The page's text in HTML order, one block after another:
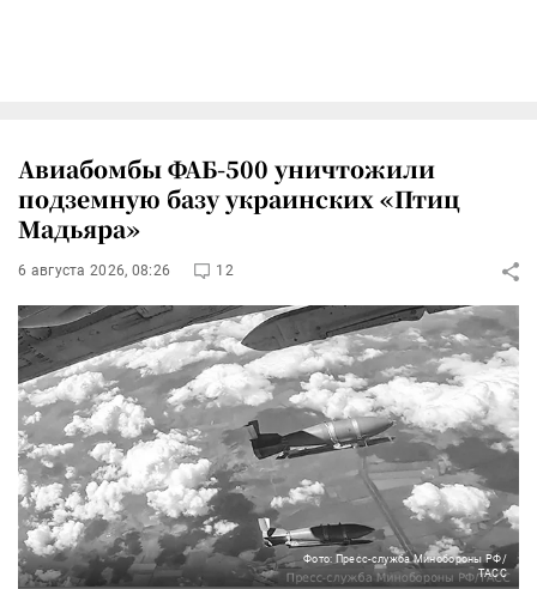
Авиабомбы ФАБ-500 уничтожили
подземную базу украинских «Птиц
Мадьяра»
6 августа 2026, 08:26 12
Фото: Пресс-служба Минобороны РФ/
ТАСС